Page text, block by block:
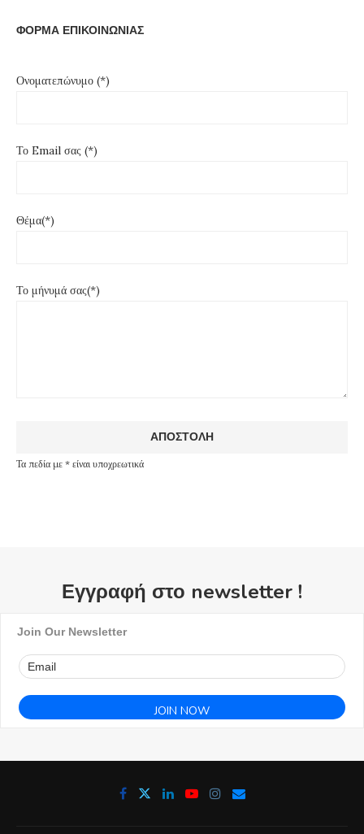
ΦΟΡΜΑ ΕΠΙΚΟΙΝΩΝΙΑΣ
Ονοματεπώνυμο (*)
Το Email σας (*)
Θέμα(*)
Το μήνυμά σας(*)
Τα πεδία με * είναι υποχρεωτικά
Εγγραφή στο newsletter !
Join Our Newsletter